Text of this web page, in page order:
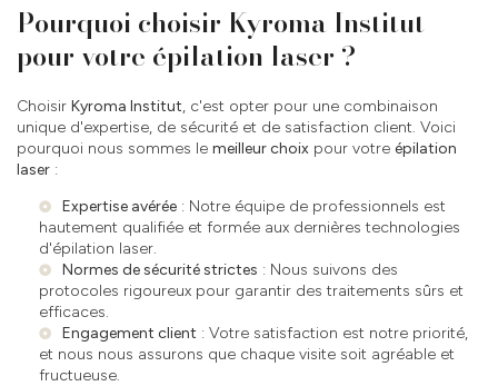
Pourquoi choisir Kyroma Institut
pour votre épilation laser ?
Choisir Kyroma Institut, c'est opter pour une combinaison
unique d'expertise, de sécurité et de satisfaction client. Voici
pourquoi nous sommes le meilleur choix pour votre épilation
laser :
Expertise avérée : Notre équipe de professionnels est
hautement qualifiée et formée aux dernières technologies
d'épilation laser.
Normes de sécurité strictes : Nous suivons des
protocoles rigoureux pour garantir des traitements sûrs et
efficaces.
Engagement client : Votre satisfaction est notre priorité,
et nous nous assurons que chaque visite soit agréable et
fructueuse.